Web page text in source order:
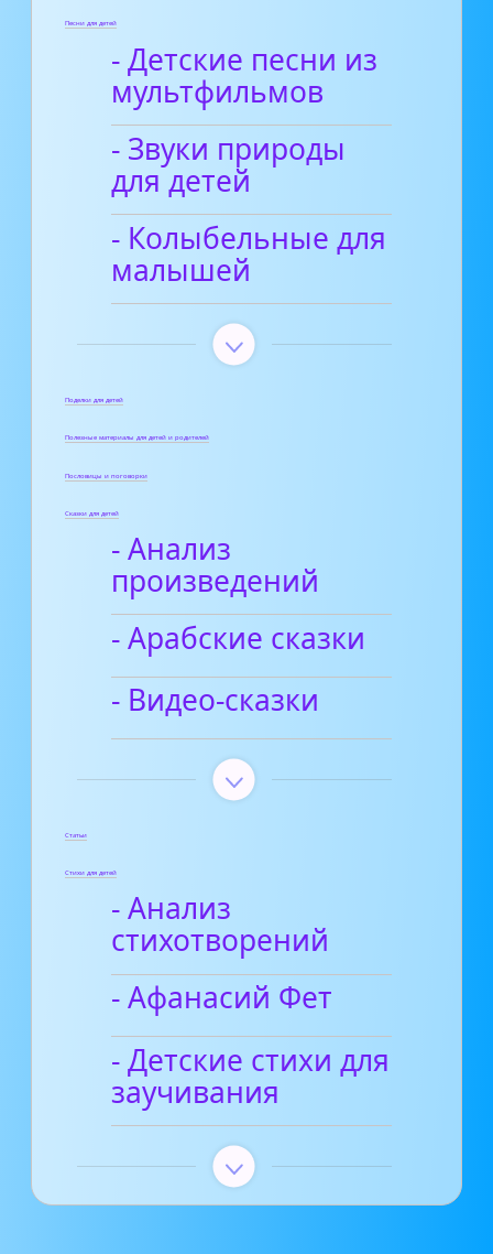
Песни для детей
- Детские песни из
мультфильмов
- Звуки природы
для детей
- Колыбельные для
малышей
Поделки для детей
Полезные материалы для детей и родителей
Пословицы и поговорки
Сказки для детей
- Анализ
произведений
- Арабские сказки
- Видео-сказки
Статьи
Стихи для детей
- Анализ
стихотворений
- Афанасий Фет
- Детские стихи для
заучивания